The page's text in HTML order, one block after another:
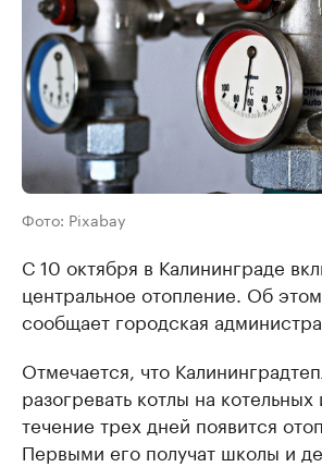
Фото: Pixabay
С 10 октября в Калининграде
центральное отопление. Об
сообщает городская
Отмечается, что
разогревать котлы на
течение трех дней появится
Первыми его получат школы и